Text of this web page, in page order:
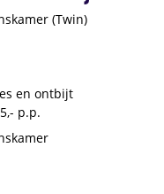
(Twin)
en ontbijt
p.p.